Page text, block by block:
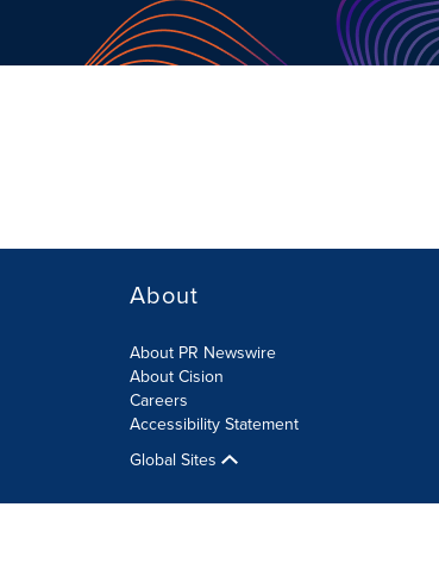
About
About PR Newswire
About Cision
Careers
Accessibility Statement
Global Sites